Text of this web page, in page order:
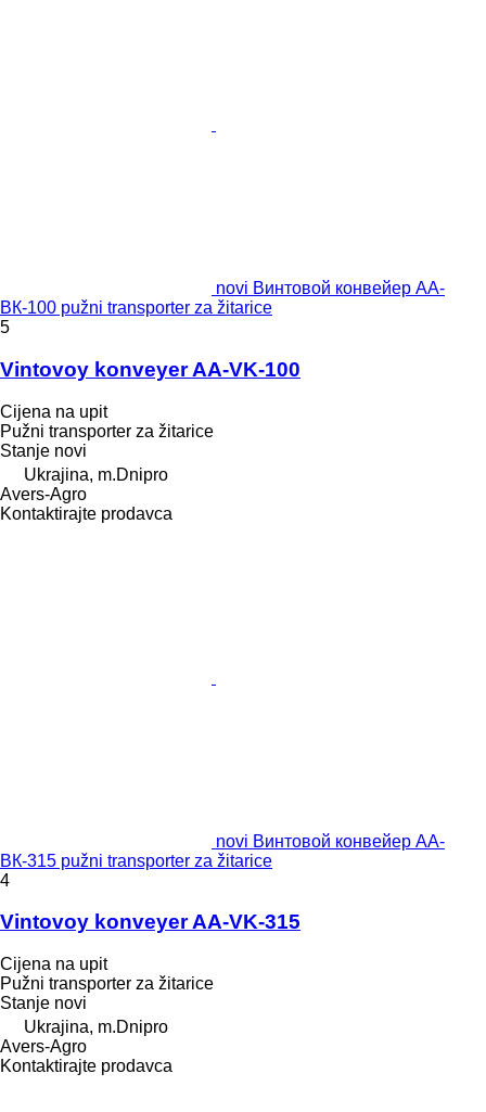
novi Винтовой конвейер АА-
ВК-100 pužni transporter za žitarice
5
Vintovoy konveyer AA-VK-100
Cijena na upit
Pužni transporter za žitarice
Stanje novi
Ukrajina, m.Dnipro
Avers-Agro
Kontaktirajte prodavca
novi Винтовой конвейер АА-
ВК-315 pužni transporter za žitarice
4
Vintovoy konveyer AA-VK-315
Cijena na upit
Pužni transporter za žitarice
Stanje novi
Ukrajina, m.Dnipro
Avers-Agro
Kontaktirajte prodavca